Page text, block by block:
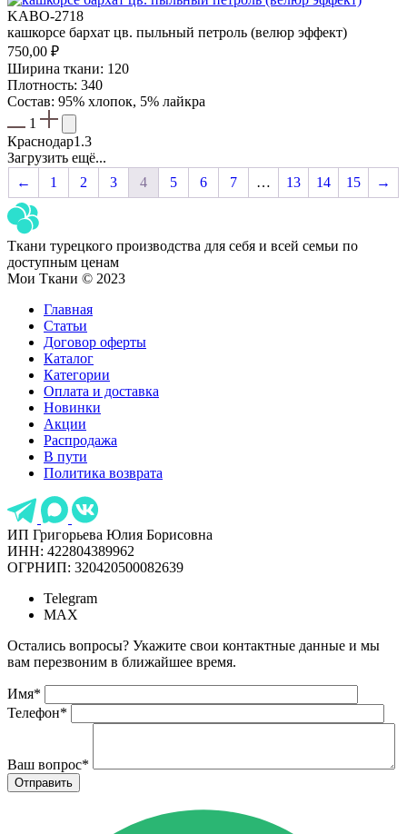
KABO-2718
кашкорсе бархат цв. пыльный петроль (велюр эффект)
750,00 ₽
Ширина ткани: 120
Плотность: 340
Состав: 95% хлопок, 5% лайкра
1
Краснодар1.3
Загрузить ещё...
←
1 2 3 4 5 6 7 … 13 14 15 →
Ткани турецкого производства для себя и всей семьи по
доступным ценам
Мои Ткани © 2023
Главная
Статьи
Договор оферты
Каталог
Категории
Оплата и доставка
Новинки
Акции
Распродажа
В пути
Политика возврата
ИП Григорьева Юлия Борисовна
ИНН: 422804389962
ОГРНИП: 320420500082639
Telegram
MAX
Остались вопросы? Укажите свои контактные данные и мы
вам перезвоним в ближайшее время.
Имя*
Телефон*
Ваш вопрос*